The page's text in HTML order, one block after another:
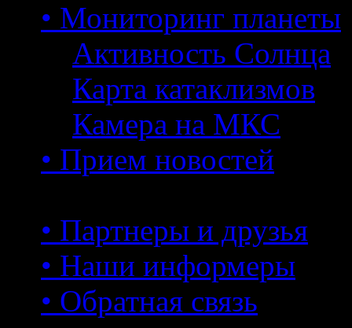
• Мониторинг планеты
Активность Солнца
Карта катаклизмов
Камера на МКС
• Прием новостей
• Партнеры и друзья
• Наши информеры
• Обратная связь